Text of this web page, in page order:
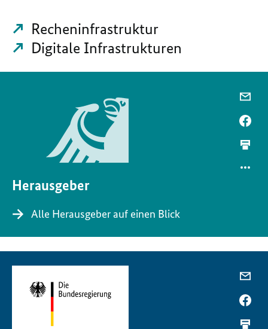
Recheninfrastruktur
Digitale Infrastrukturen
Herausgeber
Alle Herausgeber auf einen Blick